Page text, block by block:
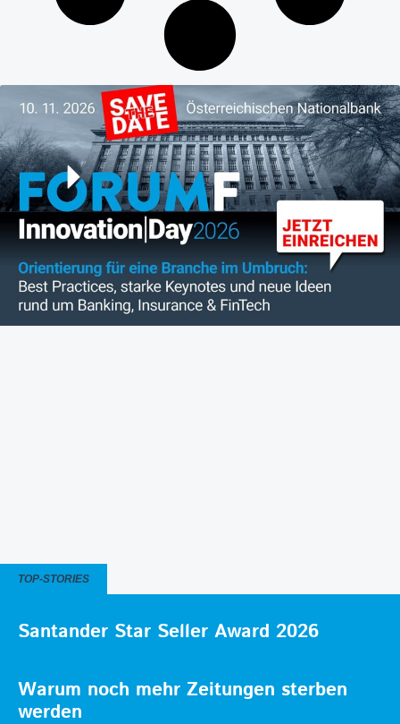
TOP-STORIES
Santander Star Seller Award 2026
Warum noch mehr Zeitungen sterben
werden